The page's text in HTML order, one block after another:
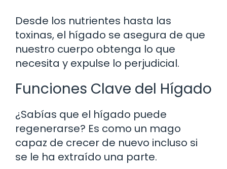
Desde los nutrientes hasta las
toxinas, el hígado se asegura de que
nuestro cuerpo obtenga lo que
necesita y expulse lo perjudicial.
Funciones Clave del Hígado
¿Sabías que el hígado puede
regenerarse? Es como un mago
capaz de crecer de nuevo incluso si
se le ha extraído una parte.